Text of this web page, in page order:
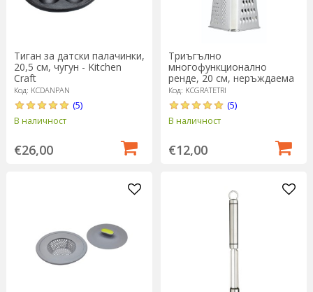
Тиган за датски палачинки,
20,5 см, чугун - Kitchen
Craft
Код: KCDANPAN
(5)
В наличност
€26,00
Триъгълно
многофункционално
ренде, 20 см, неръждаема
стомана - Kitchen Craft
Код: KCGRATETRI
(5)
В наличност
€12,00